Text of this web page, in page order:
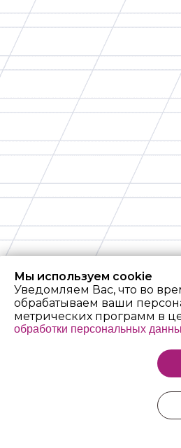
Мы используем cookie
Уведомляем Вас, что во
обрабатываем ваши
метрических программ в
обработки персональных